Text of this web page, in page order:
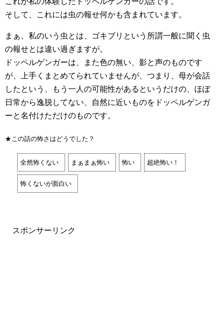
そして、これには虫の報せ何かも含まれています。
まぁ、私のいう虫とは、ゴキブリという所謂一般に聞く虫
の報せとは違い過ぎますが。
ドッペルゲンガーは、また色の無い、影と声のものです
が、上手くまとめてられていませんが、つまり、母が会話
したという、もう一人の可能性があるというだけの、ほぼ
日常から逸脱してない、自然に近いものをドッペルゲンガ
ーと名付けただけのものです。
★この話の怖さはどうでした？
全然怖くない まぁまぁ怖い 怖い 超絶怖い！
怖くないが面白い
スポンサーリンク